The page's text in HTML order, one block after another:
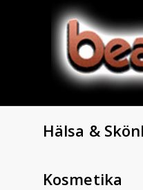
Hälsa &
Kosmetika